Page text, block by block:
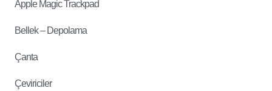
Apple Magic Trackpad
Bellek – Depolama
Çanta
Çeviriciler